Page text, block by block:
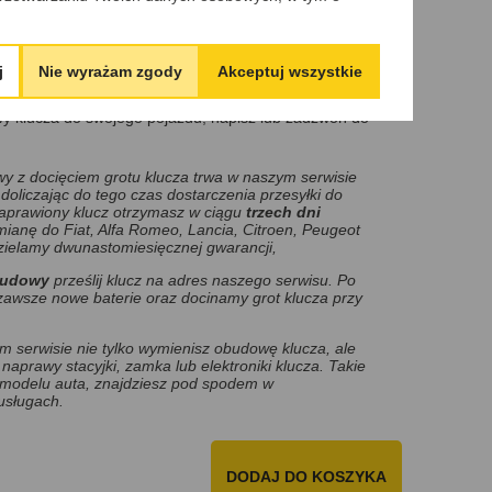
oraz płatności,
odbiór z własnego domu lub firmy,
przelewem, lub blikiem,
przesyłkę kurierowi,
klucza do swojego pojazdu, napisz lub zadzwoń do
z docięciem grotu klucza trwa w naszym serwisie
do tego czas dostarczenia przesyłki do
klucz otrzymasz w ciągu trzech dni
do Fiat, Alfa Romeo, Lancia, Citroen, Peugeot
dwunastomiesięcznej gwarancji,
prześlij klucz na adres naszego serwisu. Po
nowe baterie oraz docinamy grot klucza przy
serwisie nie tylko wymienisz obudowę klucza, ale
stacyjki, zamka lub elektroniki klucza. Takie
auta, znajdziesz pod spodem w
DODAJ DO KOSZYKA
Nie wyrażam zgody Akceptuj wszystkie